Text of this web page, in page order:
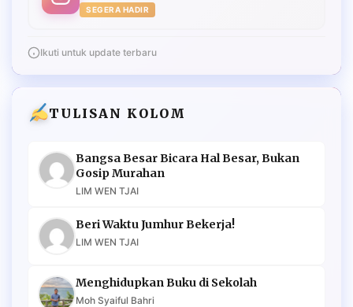
SEGERA HADIR
Ikuti untuk update terbaru
TULISAN KOLOM
Bangsa Besar Bicara Hal Besar, Bukan
Gosip Murahan
LIM WEN TJAI
Beri Waktu Jumhur Bekerja!
LIM WEN TJAI
Menghidupkan Buku di Sekolah
Moh Syaiful Bahri